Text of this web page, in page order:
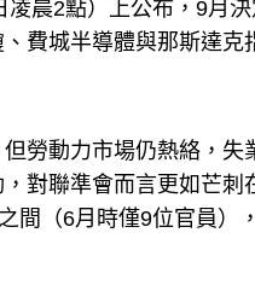
晨2點）上公布，9月
費城半導體與那斯達克
勞動力市場仍熱絡，
對聯準會而言更如芒
間（6月時僅9位官員）